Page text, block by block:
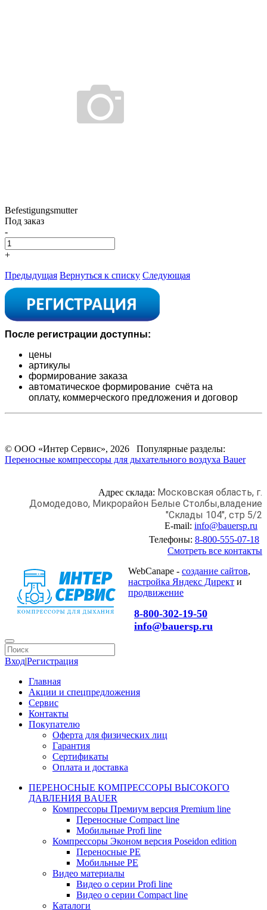
Befestigungsmutter
Под заказ
-
+
Предыдущая Вернуться к списку Следующая
После регистрации доступны:
цены
артикулы
формирование заказа
автоматическое формирование счёта на
оплату, коммерческого предложения и договор
© ООО «Интер Сервис», 2026 Популярные разделы:
Переносные компрессоры для дыхательного воздуха Bauer
Адрес склада: Московская область, г.
Домодедово, Микрорайон Белые Столбы,владение
"Склады 104", стр 5/2
E-mail: info@bauersp.ru
Телефоны: 8-800-555-07-18
Смотреть все контакты
WebCanape - создание сайтов,
настройка Яндекс Директ и
продвижение
8-800-302-19-50
info@bauersp.ru
Вход|Регистрация
Главная
Акции и спецпредложения
Сервис
Контакты
Покупателю
Оферта для физических лиц
Гарантия
Сертификаты
Оплата и доставка
ПЕРЕНОСНЫЕ КОМПРЕССОРЫ ВЫСОКОГО
ДАВЛЕНИЯ BAUER
Компрессоры Премиум версия Premium line
Переносные Compact line
Мобильные Profi line
Компрессоры Эконом версия Poseidon edition
Переносные PE
Мобильные PE
Видео материалы
Видео о серии Profi line
Видео о серии Compact line
Каталоги